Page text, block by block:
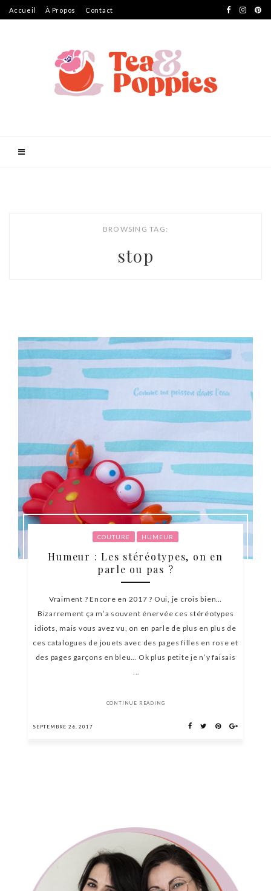
Accueil À Propos Contact
BROWSING TAG:
stop
COUTURE HUMEUR
Humeur : Les stéréotypes, on en
parle ou pas ?
Vraiment ? Encore en 2017 ? Oui, je crois bien…
Bizarrement ça m’a souvent énervée ces stéréotypes
idiots, mais vous avez vu, on en parle de plus en plus de
ces catalogues de jouets avec des pages filles en rose et
des pages garçons en bleu… Ok plus petite je n’y faisais
CONTINUE READING
SEPTEMBRE 26, 2017